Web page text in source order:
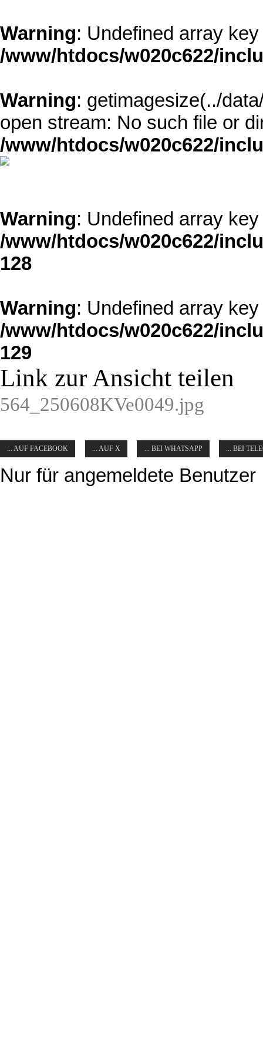
Warning: Undefined array
/www/htdocs/w020c622/
Warning: getimagesize(../
open stream: No such file or
/www/htdocs/w020c622/
Warning: Undefined array
/www/htdocs/w020c622/
128
Warning: Undefined array
/www/htdocs/w020c622/
129
Link zur Ansicht teilen
564_250608KVe0049.jpg
... AUF FACEBOOK ... AUF X ... BEI WHATSAPP ... BEI
Nur für angemeldete Benutzer